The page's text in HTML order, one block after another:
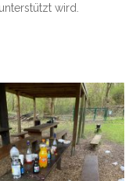
wird.